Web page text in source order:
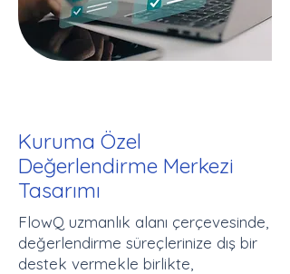
Kuruma Özel
Değerlendirme Merkezi
Tasarımı
FlowQ uzmanlık alanı çerçevesinde,
değerlendirme süreçlerinize dış bir
destek vermekle birlikte,